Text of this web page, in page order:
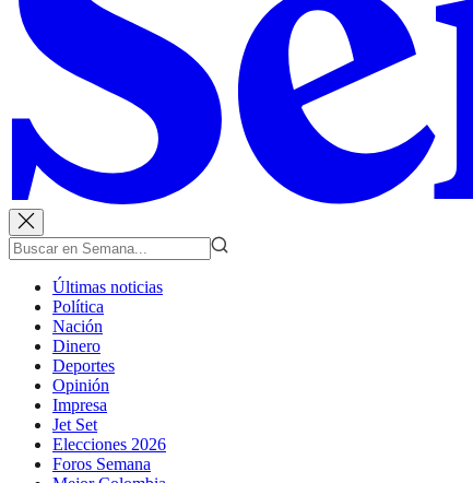
Últimas noticias
Política
Nación
Dinero
Deportes
Opinión
Impresa
Jet Set
Elecciones 2026
Foros Semana